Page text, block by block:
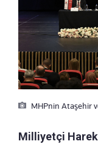
MHPnin Ataşehir
Milliyetçi